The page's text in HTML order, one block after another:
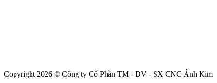
Copyright 2026 © Công ty Cổ Phần TM - DV - SX CNC Ánh Kim